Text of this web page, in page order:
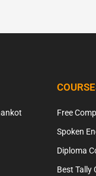
Free
Spoken
Diploma
Best Tally